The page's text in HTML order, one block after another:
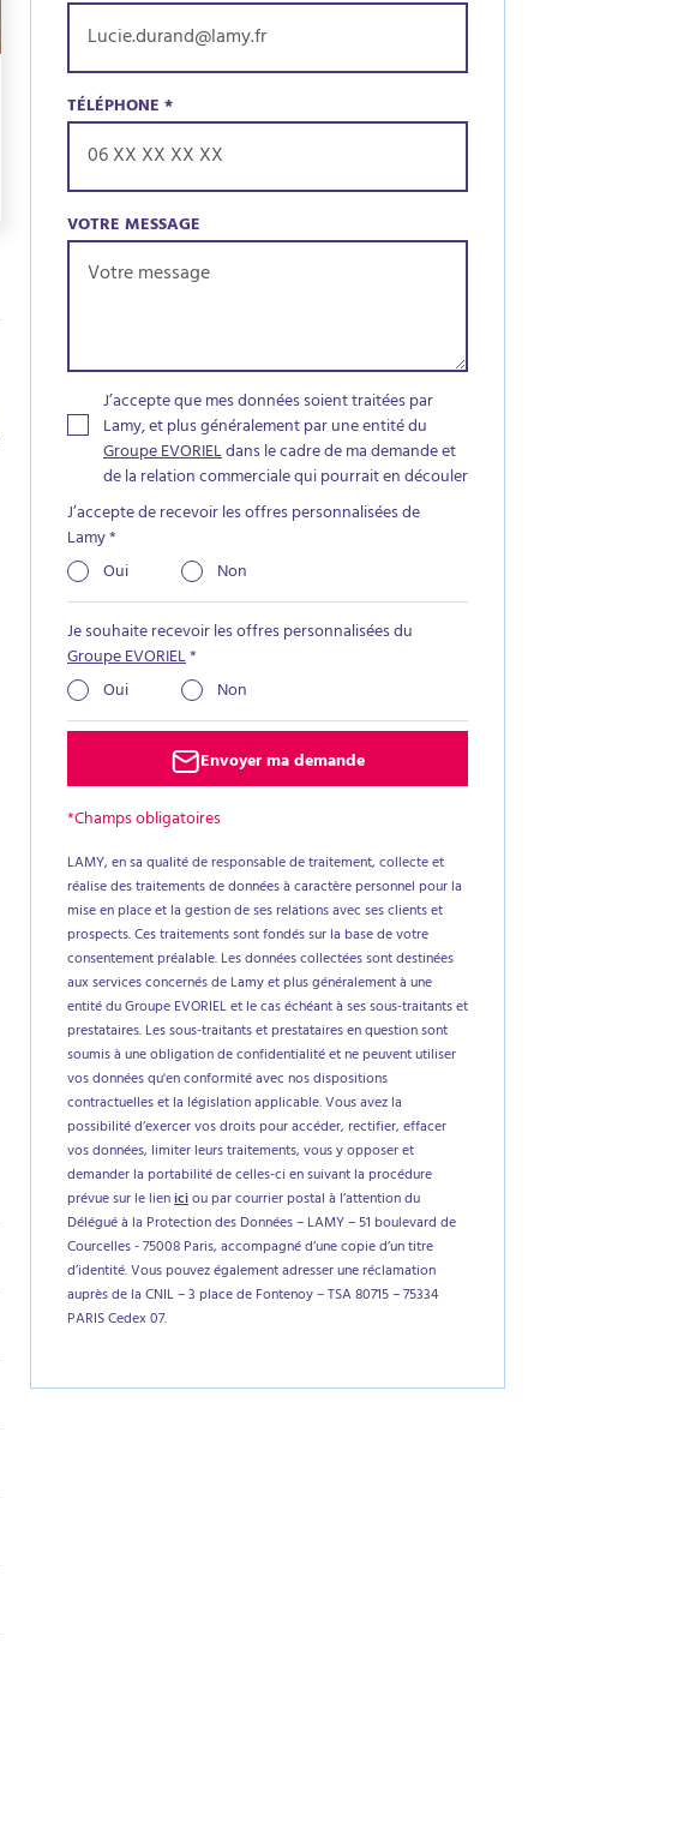
TÉLÉPHONE*
VOTRE MESSAGE
J’accepte que mes données soient traitées par
Lamy, et plus généralement par une entité du
Groupe EVORIELdans le cadre de ma demande et
de la relation commerciale qui pourrait en découler
J’accepte de recevoir les offres personnalisées de
Lamy*
Oui
Non
Je souhaite recevoir les offres personnalisées du
Groupe EVORIEL*
Oui
Non
Envoyer ma demande
*Champs obligatoires
LAMY, en sa qualité de responsable de traitement, collecte et
réalise des traitements de données à caractère personnel pour la
mise en place et la gestion de ses relations avec ses clients et
prospects. Ces traitements sont fondés sur la base de votre
consentement préalable. Les données collectées sont destinées
aux services concernés de Lamy et plus généralement à une
entité du Groupe EVORIEL et le cas échéant à ses sous-traitants et
prestataires. Les sous-traitants et prestataires en question sont
soumis à une obligation de confidentialité et ne peuvent utiliser
vos données qu'en conformité avec nos dispositions
contractuelles et la législation applicable. Vous avez la
possibilité d’exercer vos droits pour accéder, rectifier, effacer
vos données, limiter leurs traitements, vous y opposer et
demander la portabilité de celles-ci en suivant la procédure
prévue sur le lieniciou par courrier postal à l’attention du
Délégué à la Protection des Données – LAMY – 51 boulevard de
Courcelles - 75008 Paris, accompagné d’une copie d’un titre
d’identité. Vous pouvez également adresser une réclamation
auprès de la CNIL – 3 place de Fontenoy – TSA 80715 – 75334
PARIS Cedex 07.